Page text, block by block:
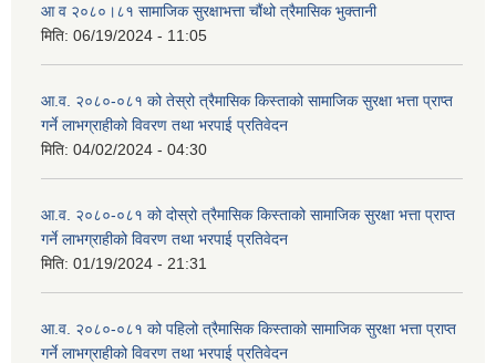
आ व २०८०।८१ सामाजिक सुरक्षाभत्ता चौंथो त्रैमासिक भुक्तानी
मिति: 06/19/2024 - 11:05
आ.व. २०८०-०८१ को तेस्रो त्रैमासिक किस्ताको सामाजिक सुरक्षा भत्ता प्राप्त
गर्ने लाभग्राहीको विवरण तथा भरपाई प्रतिवेदन
मिति: 04/02/2024 - 04:30
आ.व. २०८०-०८१ को दोस्रो त्रैमासिक किस्ताको सामाजिक सुरक्षा भत्ता प्राप्त
गर्ने लाभग्राहीको विवरण तथा भरपाई प्रतिवेदन
मिति: 01/19/2024 - 21:31
आ.व. २०८०-०८१ को पहिलो त्रैमासिक किस्ताको सामाजिक सुरक्षा भत्ता प्राप्त
गर्ने लाभग्राहीको विवरण तथा भरपाई प्रतिवेदन